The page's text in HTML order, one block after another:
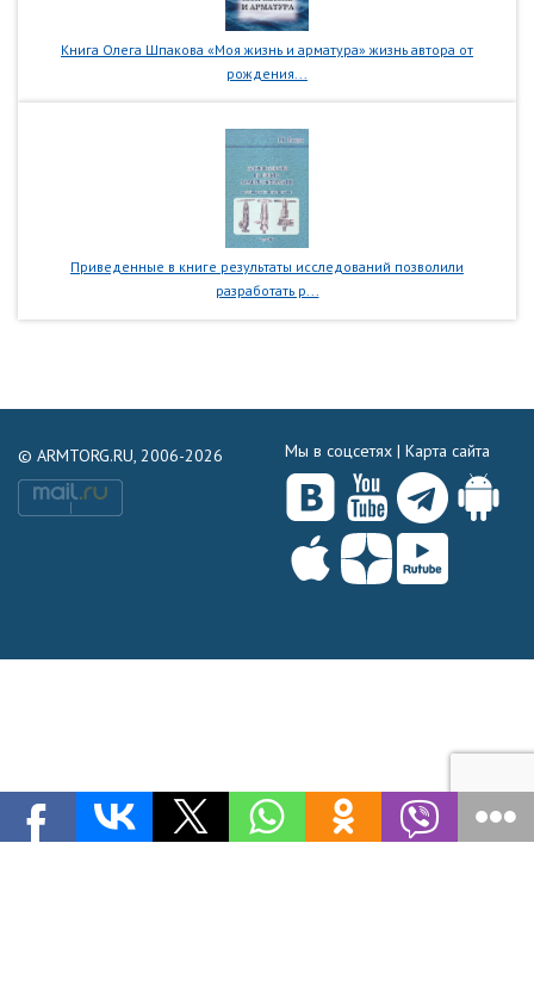
Книга Олега Шпакова «Моя жизнь и арматура» жизнь автора от
рождения...
Приведенные в книге результаты исследований позволили
разработать р...
© ARMTORG.RU, 2006-2026 Мы в соцсетях | Карта сайта